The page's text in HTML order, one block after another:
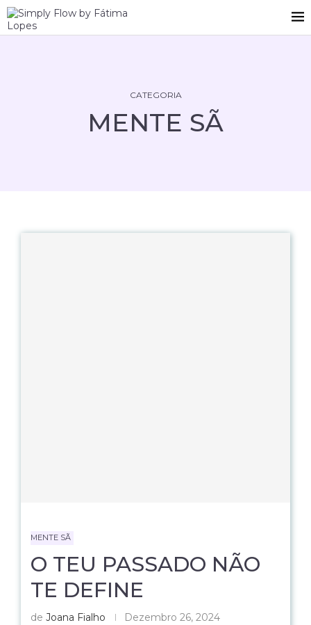
CATEGORIA
MENTE SÃ
MENTE SÃ
O TEU PASSADO NÃO
TE DEFINE
de Joana Fialho Dezembro 26, 2024